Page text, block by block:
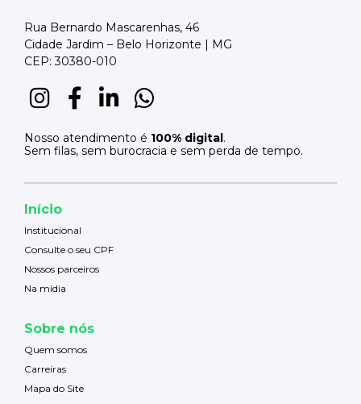
Rua Bernardo Mascarenhas, 46
Cidade Jardim – Belo Horizonte | MG
CEP: 30380-010
Nosso atendimento é 100% digital.
Sem filas, sem burocracia e sem perda de tempo.
Início
Institucional
Consulte o seu CPF
Nossos parceiros
Na mídia
Sobre nós
Quem somos
Carreiras
Mapa do Site